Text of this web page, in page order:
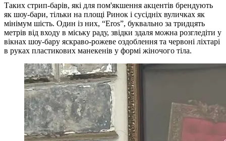
Таких стрип-барів, які для пом'якшення акцентів брендують
як шоу-бари, тільки на площі Ринок і сусідніх вуличках як
мінімум шість. Один із них, “Eros”, буквально за тридцять
метрів від входу в міську раду, звідки здаля можна розгледіти у
вікнах шоу-бару яскраво-рожеве оздоблення та червоні ліхтарі
в руках пластикових манекенів у формі жіночого тіла.